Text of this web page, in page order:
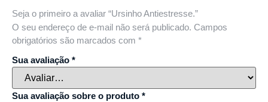
Seja o primeiro a avaliar “Ursinho Antiestresse.”
O seu endereço de e-mail não será publicado. Campos
obrigatórios são marcados com *
Sua avaliação *
Sua avaliação sobre o produto *